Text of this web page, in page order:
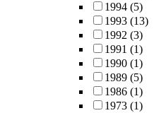
1994 (5)
1993 (13)
1992 (3)
1991 (1)
1990 (1)
1989 (5)
1986 (1)
1973 (1)